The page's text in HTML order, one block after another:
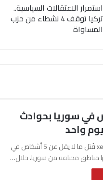
استمرار الاعتقالات السياسية..
تركيا توقف 4 نشطاء من حزب
المساواة
في سوريا بحوادث
واحد
آفرين علو ـ xeber24.net قُتل ما لا يقل عن 5 أشخاص في
مختلفة من سوريا، خلال…